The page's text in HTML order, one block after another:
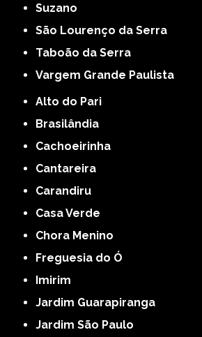
Suzano
São Lourenço da Serra
Taboão da Serra
Vargem Grande Paulista
Alto do Pari
Brasilândia
Cachoeirinha
Cantareira
Carandiru
Casa Verde
Chora Menino
Freguesia do Ó
Imirim
Jardim Guarapiranga
Jardim São Paulo